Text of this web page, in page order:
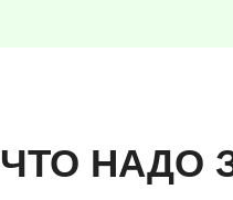
ЧТО НАДО